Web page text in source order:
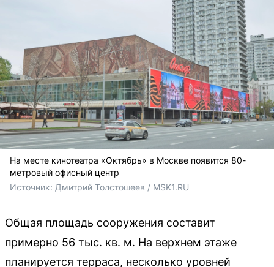
На месте кинотеатра «Октябрь» в Москве появится 80-
метровый офисный центр
Источник: Дмитрий Толстошеев / MSK1.RU
Общая площадь сооружения составит
примерно 56 тыс. кв. м. На верхнем этаже
планируется терраса, несколько уровней